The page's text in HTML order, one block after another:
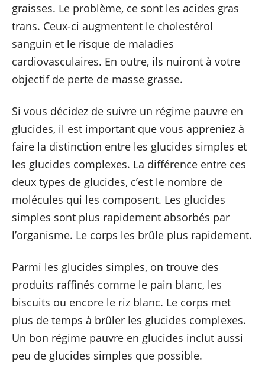
graisses. Le problème, ce sont les acides gras
trans. Ceux-ci augmentent le cholestérol
sanguin et le risque de maladies
cardiovasculaires. En outre, ils nuiront à votre
objectif de perte de masse grasse.
Si vous décidez de suivre un régime pauvre en
glucides, il est important que vous appreniez à
faire la distinction entre les glucides simples et
les glucides complexes. La différence entre ces
deux types de glucides, c’est le nombre de
molécules qui les composent. Les glucides
simples sont plus rapidement absorbés par
l’organisme. Le corps les brûle plus rapidement.
Parmi les glucides simples, on trouve des
produits raffinés comme le pain blanc, les
biscuits ou encore le riz blanc. Le corps met
plus de temps à brûler les glucides complexes.
Un bon régime pauvre en glucides inclut aussi
peu de glucides simples que possible.